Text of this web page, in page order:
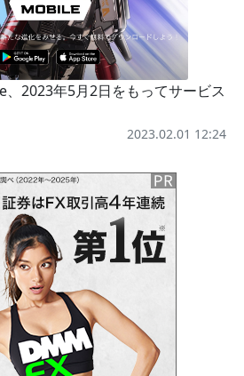
2023年5月2日をもってサービス
2023.02.01 12:24